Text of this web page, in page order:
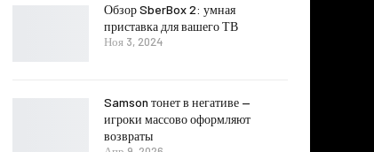
Обзор SberBox 2: умная
приставка для вашего ТВ
Ноя 3, 2024
Samson тонет в негативе —
игроки массово оформляют
возвраты